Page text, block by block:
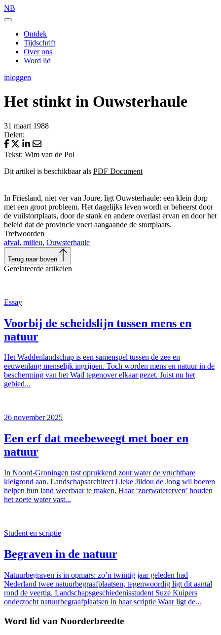
NB
Ontdek
Tijdschrift
Over ons
Word lid
inloggen
Het stinkt in Ouwsterhaule
31 maart 1988
Delen:
Tekst: Wim van de Pol
Dit artikel is beschikbaar als PDF Document
In Friesland, niet ver van Joure, ligt Ouwsterhaule: een klein dorp
met een groot probleem. Het dagelijks leven wordt er beheerst door
de vuilstortplaats, door de stank en andere overlast ervan en door het
beleid dat de provincie voert aangaande de stortplaats.
Trefwoorden
afval, milieu, Ouwsterhaule
Terug naar boven
Gerelateerde artikelen
Essay
Voorbij de scheidslijn tussen mens en
natuur
Het Waddenlandschap is een samenspel tussen de zee en
eeuwenlang menselijk ingrijpen. Toch worden mens en natuur in de
bescherming van het Wad tegenover elkaar gezet. Juist nu het
gebied...
26 november 2025
Een erf dat meebeweegt met boer en
natuur
In Noord-Groningen tast oprukkend zout water de vruchtbare
kleigrond aan. Landschapsarchitect Lieke Jildou de Jong wil boeren
helpen hun land weerbaar te maken. Haar ‘zoetwatererven’ houden
het zoete water vast...
Student en scriptie
Begraven in de natuur
Natuurbegraven is in opmars: zo’n twintig jaar geleden had
Nederland twee natuurbegraafplaatsen, tegenwoordig ligt dit aantal
rond de veertig. Landschapsgeschiedenisstudent Suze Kuipers
onderzocht natuurbegraafplaatsen in haar scriptie Waar ligt de...
Word lid van Noorderbreedte